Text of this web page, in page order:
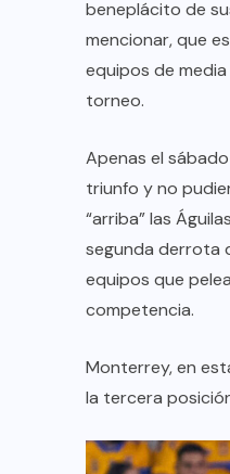
beneplácito de
mencionar, que
equipos de
torneo.
Apenas el
triunfo y no
“arriba” las
segunda derrota
equipos que
competencia.
Monterrey, en
la tercera